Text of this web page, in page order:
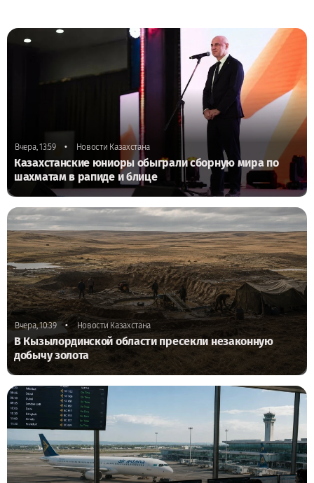
Вчера, 13:59 • Новости Казахстана
Казахстанские юниоры обыграли сборную мира по
шахматам в рапиде и блице
Вчера, 10:39 • Новости Казахстана
В Кызылординской области пресекли незаконную
добычу золота